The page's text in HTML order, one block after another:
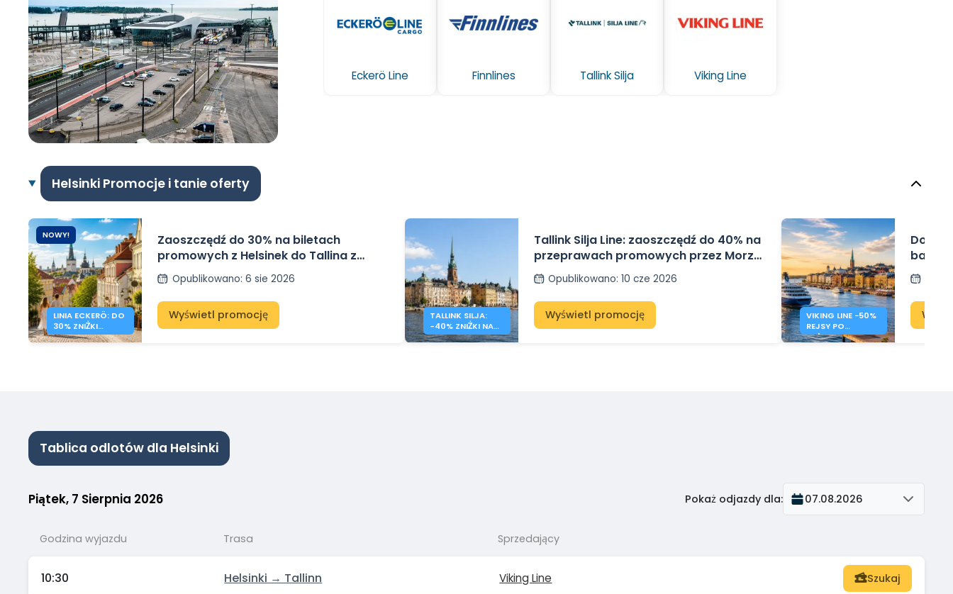
Eckerö Line Finnlines Tallink Silja Viking Line
Helsinki Promocje i tanie oferty
NOWY!
LINIA ECKERÖ: DO
30% ZNIŻKI
HELSINKI –
Zaoszczędź do 30% na biletach
promowych z Helsinek do Tallina z
Eckerö Line
Opublikowano: 6 sie 2026
Wyświetl promocję
TALLINK SILJA:
-40% ZNIŻKI NA
REJSY PO MORZU
Tallink Silja Line: zaoszczędź do 40% na
przeprawach promowych przez Morze
Bałtyckie
Opublikowano:10 cze 2026
Wyświetl promocję
VIKING LINE −50%
REJSY PO
BAŁTYKU
Do
Tablica odlotów dla Helsinki
Piątek, 7 Sierpnia 2026 Pokaż odjazdy dla: 07.08.2026
Godzina wyjazdu Trasa Sprzedający
10:30 Helsinki → Tallinn Viking Line Szukaj